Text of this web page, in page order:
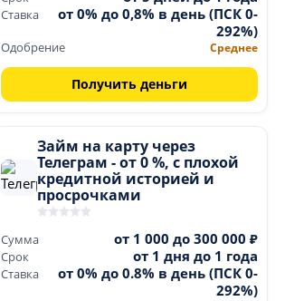
Ставка
от 0% до 0,8% в день (ПСК 0-
292%)
Одобрение Среднее
Получить деньги
Займ на карту через
Телеграм - от 0 %, с плохой
кредитной историей и
просрочками
Сумма от 1 000 до 300 000 ₽
Срок от 1 дня до 1 года
Ставка
от 0% до 0.8% в день (ПСК 0-
292%)